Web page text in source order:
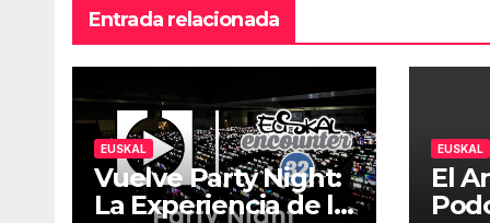
Entrada relacionada
EUSKAL
Vuelve Party Night:
La Experiencia de la
EUSKAL
El